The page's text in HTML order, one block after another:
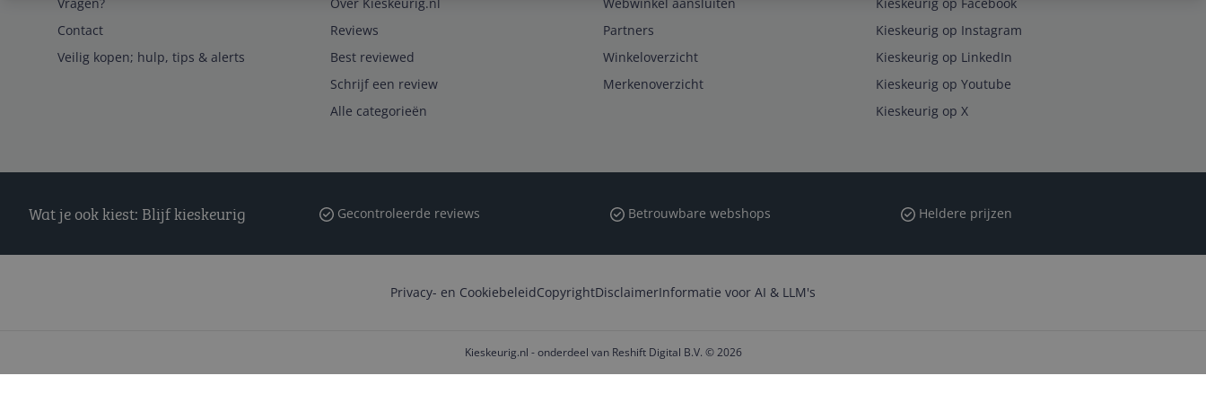
Contact
Veilig kopen; hulp, tips & alerts
Reviews
Best reviewed
Schrijf een review
Alle categorieën
Partners
Winkeloverzicht
Merkenoverzicht
Kieskeurig op Instagram
Kieskeurig op LinkedIn
Kieskeurig op Youtube
Kieskeurig op X
Wat je ook kiest: Blijf kieskeurig Gecontroleerde reviews Betrouwbare webshops Heldere prijzen
Privacy- en CookiebeleidCopyrightDisclaimerInformatie voor AI & LLM's
Kieskeurig.nl - onderdeel van Reshift Digital B.V. © 2026